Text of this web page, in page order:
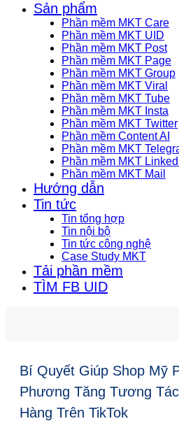
Sản phẩm
Phần mềm MKT Care
Phần mềm MKT UID
Phần mềm MKT Post
Phần mềm MKT Page
Phần mềm MKT Group
Phần mềm MKT Viral
Phần mềm MKT Tube
Phần mềm MKT Insta
Phần mềm MKT Twitter
Phần mềm Content AI
Phần mềm MKT
Phần mềm MKT
Phần mềm MKT Mail
Hướng dẫn
Tin tức
Tin tổng hợp
Tin nội bộ
Tin tức công nghệ
Case Study MKT
Tải phần mềm
TÌM FB UID
Bí Quyết Giúp Shop Mỹ
Phương Tăng Tương
Hàng Trên TikTok